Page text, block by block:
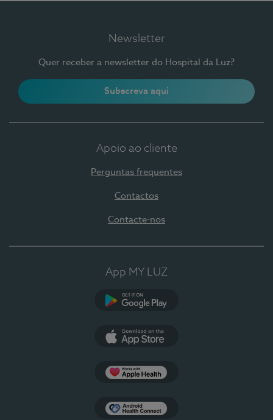
Newsletter
Quer receber a newsletter do Hospital da Luz?
Subscreva aqui
Apoio ao cliente
Perguntas frequentes
Contactos
Contacte-nos
App MY LUZ